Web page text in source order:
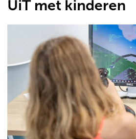
UiT met kinderen